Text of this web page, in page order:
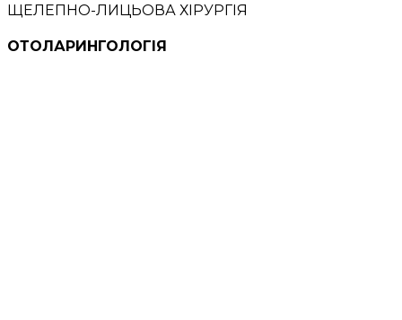
ЩЕЛЕПНО-ЛИЦЬОВА ХІРУРГІЯ
ОТОЛАРИНГОЛОГІЯ